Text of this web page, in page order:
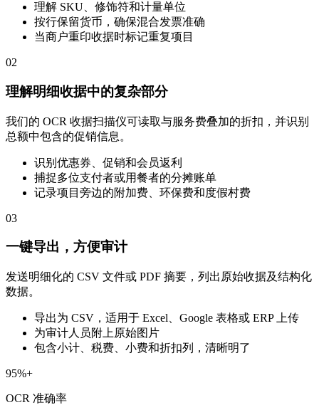
理解 SKU、修饰符和计量单位
按行保留货币，确保混合发票准确
当商户重印收据时标记重复项目
02
理解明细收据中的复杂部分
我们的 OCR 收据扫描仪可读取与服务费叠加的折扣，并识别
总额中包含的促销信息。
识别优惠券、促销和会员返利
捕捉多位支付者或用餐者的分摊账单
记录项目旁边的附加费、环保费和度假村费
03
一键导出，方便审计
发送明细化的 CSV 文件或 PDF 摘要，列出原始收据及结构化
数据。
导出为 CSV，适用于 Excel、Google 表格或 ERP 上传
为审计人员附上原始图片
包含小计、税费、小费和折扣列，清晰明了
95%+
OCR 准确率